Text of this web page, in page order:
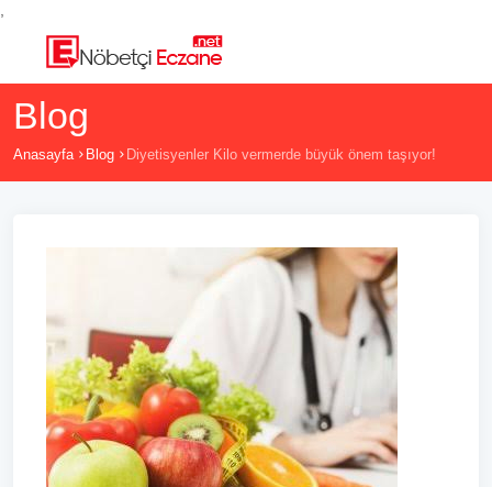
Blog
Anasayfa Blog Diyetisyenler Kilo vermerde büyük önem taşıyor!